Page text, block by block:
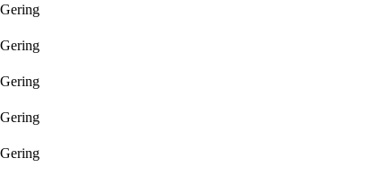
Gering
Gering
Gering
Gering
Gering